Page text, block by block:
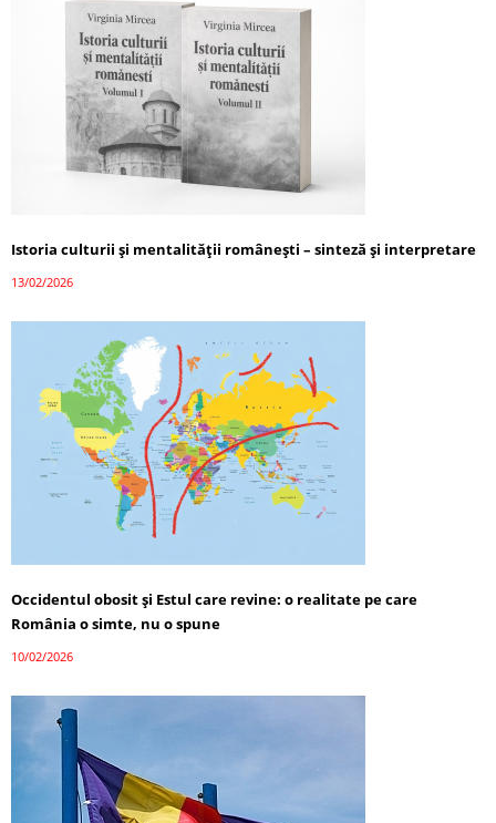
Istoria culturii și mentalității românești – sinteză și interpretare
13/02/2026
Occidentul obosit și Estul care revine: o realitate pe care
România o simte, nu o spune
10/02/2026